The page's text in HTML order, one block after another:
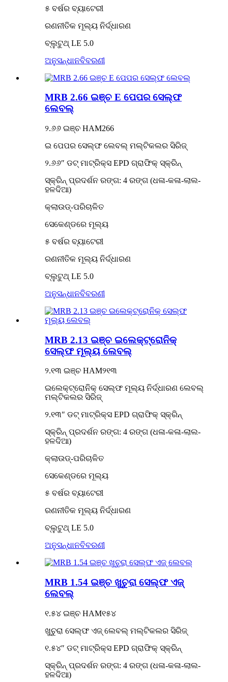
୫ ବର୍ଷର ବ୍ୟାଟେରୀ
ରଣନୀତିକ ମୂଲ୍ୟ ନିର୍ଦ୍ଧାରଣ
ବ୍ଲୁଟୁଥ୍ LE 5.0
ଅନୁସନ୍ଧାନବିବରଣୀ
MRB 2.66 ଇଞ୍ଚ E ପେପର ସେଲ୍ଫ
ଲେବଲ୍
୨.୬୬ ଇଞ୍ଚ HAM266
ଇ ପେପର ସେଲ୍ଫ ଲେବଲ୍ ମଲ୍ଟିକଲର ସିରିଜ୍
୨.୬୬″ ଡଟ୍ ମାଟ୍ରିକ୍ସ EPD ଗ୍ରାଫିକ୍ ସ୍କ୍ରିନ୍
ସ୍କ୍ରିନ୍ ପ୍ରଦର୍ଶନ ରଙ୍ଗ: 4 ରଙ୍ଗ (ଧଳା-କଳା-ଲାଲ-
ହଳଦିଆ)
କ୍ଲାଉଡ୍-ପରିଚାଳିତ
ସେକେଣ୍ଡରେ ମୂଲ୍ୟ
୫ ବର୍ଷର ବ୍ୟାଟେରୀ
ରଣନୀତିକ ମୂଲ୍ୟ ନିର୍ଦ୍ଧାରଣ
ବ୍ଲୁଟୁଥ୍ LE 5.0
ଅନୁସନ୍ଧାନବିବରଣୀ
MRB 2.13 ଇଞ୍ଚ ଇଲେକ୍ଟ୍ରୋନିକ୍
ସେଲ୍ଫ ମୂଲ୍ୟ ଲେବଲ୍
୨.୧୩ ଇଞ୍ଚ HAM୨୧୩
ଇଲେକ୍ଟ୍ରୋନିକ୍ ସେଲ୍ଫ ମୂଲ୍ୟ ନିର୍ଦ୍ଧାରଣ ଲେବଲ୍
ମଲ୍ଟିକଲର ସିରିଜ୍
୨.୧୩″ ଡଟ୍ ମାଟ୍ରିକ୍ସ EPD ଗ୍ରାଫିକ୍ ସ୍କ୍ରିନ୍
ସ୍କ୍ରିନ୍ ପ୍ରଦର୍ଶନ ରଙ୍ଗ: 4 ରଙ୍ଗ (ଧଳା-କଳା-ଲାଲ-
ହଳଦିଆ)
କ୍ଲାଉଡ୍-ପରିଚାଳିତ
ସେକେଣ୍ଡରେ ମୂଲ୍ୟ
୫ ବର୍ଷର ବ୍ୟାଟେରୀ
ରଣନୀତିକ ମୂଲ୍ୟ ନିର୍ଦ୍ଧାରଣ
ବ୍ଲୁଟୁଥ୍ LE 5.0
ଅନୁସନ୍ଧାନବିବରଣୀ
MRB 1.54 ଇଞ୍ଚ ଖୁଚୁରା ସେଲ୍ଫ ଏଜ୍
ଲେବଲ୍
୧.୫୪ ଇଞ୍ଚ HAM୧୫୪
ଖୁଚୁରା ସେଲ୍ଫ ଏଜ୍ ଲେବଲ୍ ମଲ୍ଟିକଲର ସିରିଜ୍
୧.୫୪″ ଡଟ୍ ମାଟ୍ରିକ୍ସ EPD ଗ୍ରାଫିକ୍ ସ୍କ୍ରିନ୍
ସ୍କ୍ରିନ୍ ପ୍ରଦର୍ଶନ ରଙ୍ଗ: 4 ରଙ୍ଗ (ଧଳା-କଳା-ଲାଲ-
ହଳଦିଆ)